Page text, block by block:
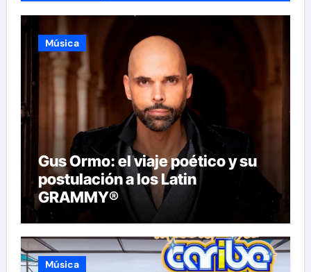
Música
Gus Ormo: el viaje poético y su
postulación a los Latin
GRAMMY®
Música